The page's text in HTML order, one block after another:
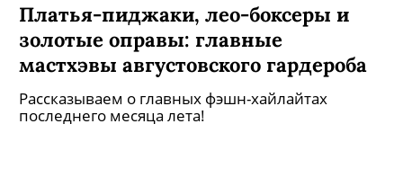
Платья-пиджаки, лео-боксеры и
золотые оправы: главные
мастхэвы августовского гардероба
Рассказываем о главных фэшн-хайлайтах
последнего месяца лета!